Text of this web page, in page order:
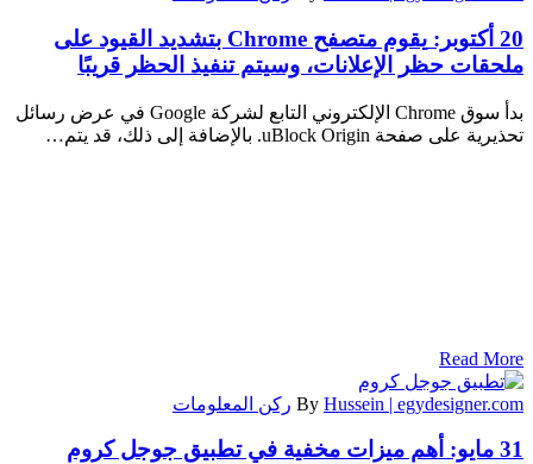
20 أكتوبر:
يقوم متصفح Chrome بتشديد القيود على
ملحقات حظر الإعلانات، وسيتم تنفيذ الحظر قريبًا
بدأ سوق Chrome الإلكتروني التابع لشركة Google في عرض رسائل
تحذيرية على صفحة uBlock Origin. بالإضافة إلى ذلك، قد يتم…
Read More
By Hussein | egydesigner.com ركن المعلومات
31 مايو: أهم ميزات مخفية في تطبيق جوجل كروم